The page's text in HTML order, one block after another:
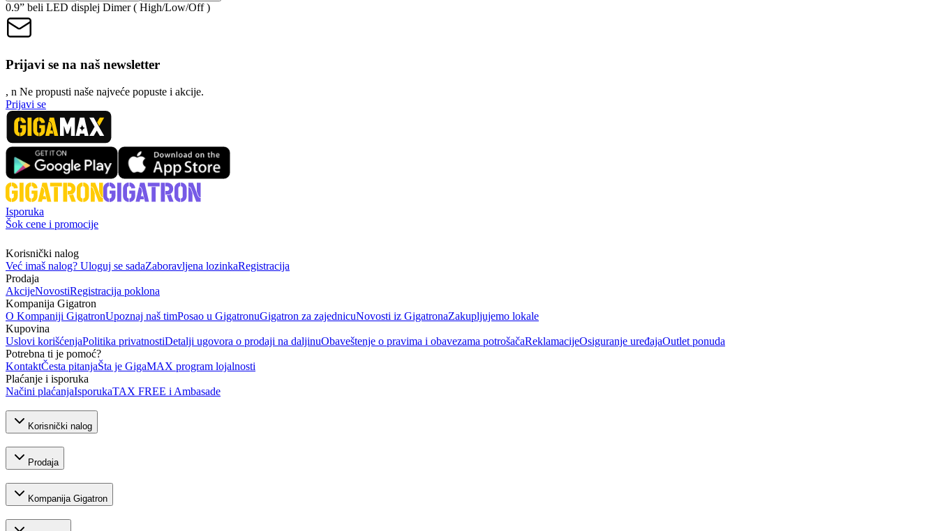
0.9” beli LED displej Dimer ( High/Low/Off )
Prijavi se na naš newsletter
, n Ne propusti naše najveće popuste i akcije.
Prijavi se
Isporuka
Šok cene i promocije
Korisnički nalog
Već imaš nalog? Uloguj se sadaZaboravljena lozinkaRegistracija
Prodaja
AkcijeNovostiRegistracija poklona
Kompanija Gigatron
O Kompaniji GigatronUpoznaj naš timPosao u GigatronuGigatron za zajednicuNovosti iz GigatronaZakupljujemo lokale
Kupovina
Uslovi korišćenjaPolitika privatnostiDetalji ugovora o prodaji na daljinuObaveštenje o pravima i obavezama potrošačaReklamacijeOsiguranje uređajaOutlet ponuda
Potrebna ti je pomoć?
KontaktČesta pitanjaŠta je GigaMAX program lojalnosti
Plaćanje i isporuka
Načini plaćanjaIsporukaTAX FREE i Ambasade
Korisnički nalog
Prodaja
Kompanija Gigatron